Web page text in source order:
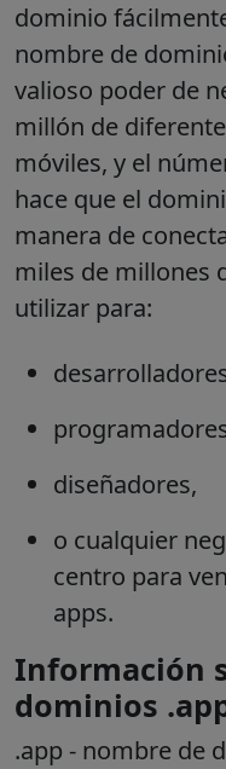
dominio
nombre de
valioso poder de
millón de
móviles, y el
hace que el
manera de
miles de millones
utilizar para:
diseñadores,
o cualquier
centro para
apps.
Información
dominios
.app - nombre de